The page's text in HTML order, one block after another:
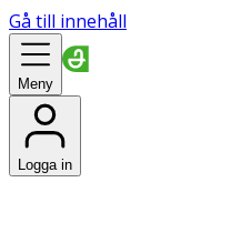
Gå till innehåll
Meny
Logga in